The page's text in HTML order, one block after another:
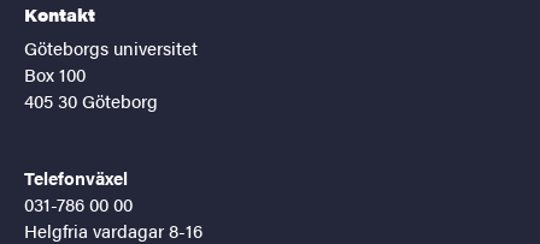
Kontakt
Göteborgs universitet
Box 100
405 30 Göteborg
Telefonväxel
031-786 00 00
Helgfria vardagar 8-16